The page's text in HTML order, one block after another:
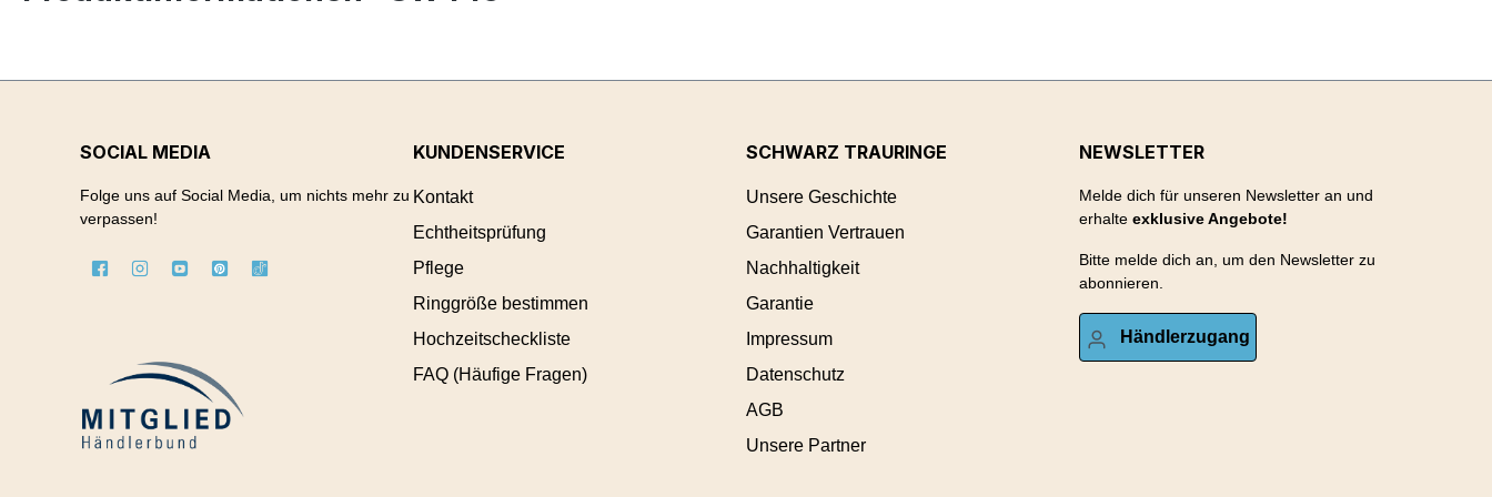
SOCIAL MEDIA
Folge uns auf Social Media, um nichts mehr zu
verpassen!
KUNDENSERVICE
Kontakt
Echtheitsprüfung
Pflege
Ringgröße bestimmen
Hochzeitscheckliste
FAQ (Häufige Fragen)
SCHWARZ TRAURINGE
Unsere Geschichte
Garantien Vertrauen
Nachhaltigkeit
Garantie
Impressum
Datenschutz
AGB
Unsere Partner
NEWSLETTER
Melde dich für unseren Newsletter an und
erhalte exklusive Angebote!
Bitte melde dich an, um den Newsletter zu
abonnieren.
Händlerzugang